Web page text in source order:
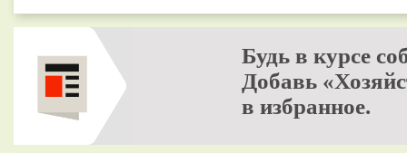
Будь в курсе
Добавь
в избранное.